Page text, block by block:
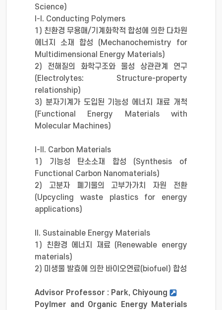
Science)
I-I. Conducting Polymers
​ 1) 친환경 무용매/기계화학적 합성에 의한 다차원
에너지 소재 합성 (Mechanochemistry for
Multidimensional Energy Materials)
2) 전해질의 화학구조와 물성 상관관계 연구
(Electrolytes: Structure-property
relationship)
​​ 3) 분자기계가 도입된 기능성 에너지 재료 개척
(Functional Energy Materials with
Molecular Machines)
I-II. Carbon Materials
​ 1) 기능성 탄소소재 합성 (Synthesis of
Functional Carbon Nanomaterials)
2) 고분자 폐기물의 고부가가치 자원 전환
(Upcycling waste plastics for energy
applications)
​ II. Sustainable Energy Materials
​ 1) 친환경 에너지 재료 (Renewable energy
materials)
2) 미생물 발효에 의한 바이오연료(biofuel) 합성
Advisor Professor : Park, Chiyoung
Poylmer and Organic Energy Materials